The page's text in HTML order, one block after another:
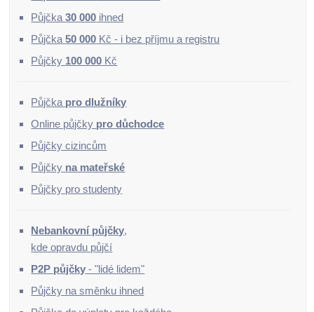
Půjčka30 000 ihned
Půjčka50 000 Kč - i bez příjmu a registru
Půjčky 100 000 Kč
Půjčka pro dlužníky
Online půjčky pro důchodce
Půjčky cizincům
Půjčky na mateřské
Půjčky pro studenty
Nebankovní půjčky,
kde opravdu půjčí
P2P půjčky - "lidé lidem"
Půjčky na směnku ihned